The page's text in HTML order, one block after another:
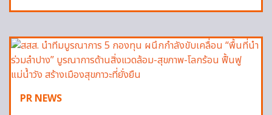
PR NEWS